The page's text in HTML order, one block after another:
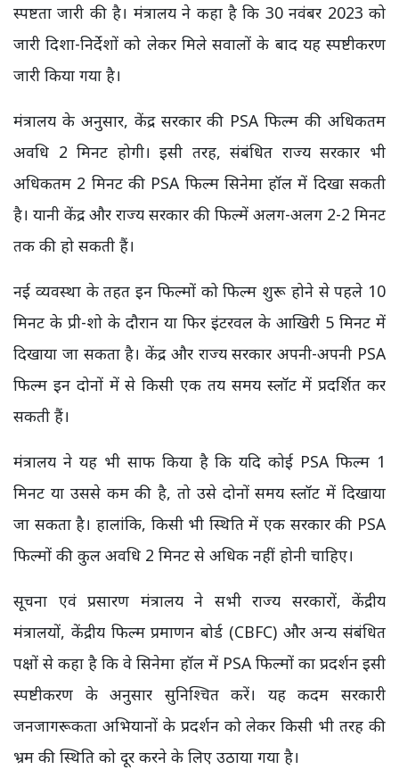
स्पष्टता जारी की है। मंत्रालय ने कहा है कि 30 नवंबर 2023 को
जारी दिशा-निर्देशों को लेकर मिले सवालों के बाद यह स्पष्टीकरण
जारी किया गया है।
मंत्रालय के अनुसार, केंद्र सरकार की PSA फिल्म की अधिकतम
अवधि 2 मिनट होगी। इसी तरह, संबंधित राज्य सरकार भी
अधिकतम 2 मिनट की PSA फिल्म सिनेमा हॉल में दिखा सकती
है। यानी केंद्र और राज्य सरकार की फिल्में अलग-अलग 2-2 मिनट
तक की हो सकती हैं।
नई व्यवस्था के तहत इन फिल्मों को फिल्म शुरू होने से पहले 10
मिनट के प्री-शो के दौरान या फिर इंटरवल के आखिरी 5 मिनट में
दिखाया जा सकता है। केंद्र और राज्य सरकार अपनी-अपनी PSA
फिल्म इन दोनों में से किसी एक तय समय स्लॉट में प्रदर्शित कर
सकती हैं।
मंत्रालय ने यह भी साफ किया है कि यदि कोई PSA फिल्म 1
मिनट या उससे कम की है, तो उसे दोनों समय स्लॉट में दिखाया
जा सकता है। हालांकि, किसी भी स्थिति में एक सरकार की PSA
फिल्मों की कुल अवधि 2 मिनट से अधिक नहीं होनी चाहिए।
सूचना एवं प्रसारण मंत्रालय ने सभी राज्य सरकारों, केंद्रीय
मंत्रालयों, केंद्रीय फिल्म प्रमाणन बोर्ड (CBFC) और अन्य संबंधित
पक्षों से कहा है कि वे सिनेमा हॉल में PSA फिल्मों का प्रदर्शन इसी
स्पष्टीकरण के अनुसार सुनिश्चित करें। यह कदम सरकारी
जनजागरूकता अभियानों के प्रदर्शन को लेकर किसी भी तरह की
भ्रम की स्थिति को दूर करने के लिए उठाया गया है।